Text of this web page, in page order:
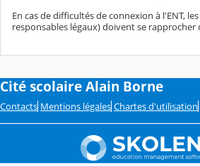
En cas de difficultés de connexion à l'ENT,
responsables légaux) doivent se rapprocher
Cité scolaire Alain Borne
Contacts Mentions légales Chartes d'utilisation